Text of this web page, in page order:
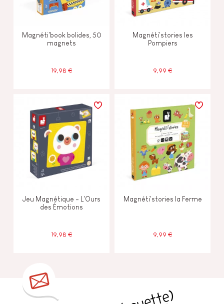
Magnéti'book bolides, 50
magnets
19,98 €
Magnéti'stories les
Pompiers
9,99 €
Jeu Magnétique - L'Ours
des Émotions
19,98 €
Magnéti'stories la Ferme
9,99 €